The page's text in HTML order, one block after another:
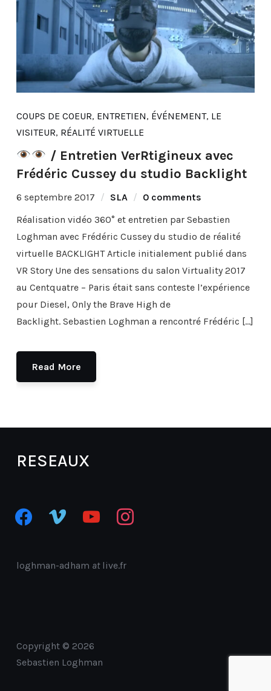
COUPS DE COEUR, ENTRETIEN, ÉVÉNEMENT, LE
VISITEUR, RÉALITÉ VIRTUELLE
/ Entretien VerRtigineux avec
Frédéric Cussey du studio Backlight
6 septembre 2017 SLA
0 comments
Réalisation vidéo 360° et entretien par Sebastien
Loghman avec Frédéric Cussey du studio de réalité
virtuelle BACKLIGHT Article initialement publié dans
VR Story Une des sensations du salon Virtuality 2017
au Centquatre – Paris était sans conteste l’expérience
pour Diesel, Only the Brave High de
Backlight. Sebastien Loghman a rencontré Frédéric […]
Read More
RESEAUX
facebookvimeo youtube instagram
loghman-adham atlive.fr
Copyright © 2026
Sebastien Loghman